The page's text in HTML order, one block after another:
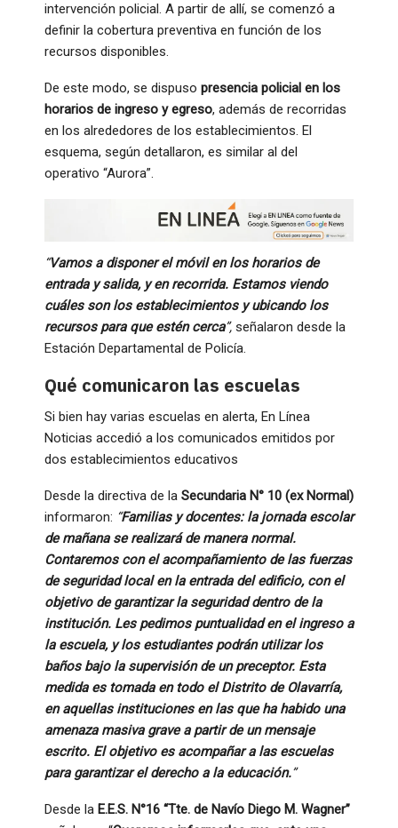
intervención policial. A partir de allí, se comenzó a
definir la cobertura preventiva en función de los
recursos disponibles.
De este modo, se dispuso presencia policial en los
horarios de ingreso y egreso, además de recorridas
en los alrededores de los establecimientos. El
esquema, según detallaron, es similar al del
operativo “Aurora”.
“Vamos a disponer el móvil en los horarios de
entrada y salida, y en recorrida. Estamos viendo
cuáles son los establecimientos y ubicando los
recursos para que estén cerca”, señalaron desde la
Estación Departamental de Policía.
Qué comunicaron las escuelas
Si bien hay varias escuelas en alerta, En Línea
Noticias accedió a los comunicados emitidos por
dos establecimientos educativos
Desde la directiva de la Secundaria N° 10 (ex Normal)
informaron: “Familias y docentes: la jornada escolar
de mañana se realizará de manera normal.
Contaremos con el acompañamiento de las fuerzas
de seguridad local en la entrada del edificio, con el
objetivo de garantizar la seguridad dentro de la
institución. Les pedimos puntualidad en el ingreso a
la escuela, y los estudiantes podrán utilizar los
baños bajo la supervisión de un preceptor. Esta
medida es tomada en todo el Distrito de Olavarría,
en aquellas instituciones en las que ha habido una
amenaza masiva grave a partir de un mensaje
escrito. El objetivo es acompañar a las escuelas
para garantizar el derecho a la educación.”
Desde la E.E.S. N°16 “Tte. de Navío Diego M. Wagner”